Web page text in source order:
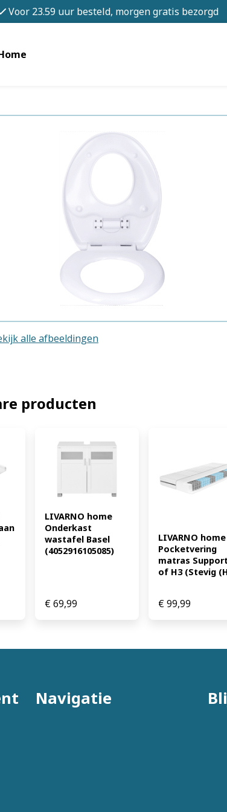
Voor 23.59 uur besteld, morgen gratis bezorgd
alle afbeeldingen
producten
LIVARNO home
Onderkast
wastafel Basel
(4052916105085)
€69,99
LIVARNO home
Pocketvering
matras
of H3 (Stevig
€99,99
Navigatie